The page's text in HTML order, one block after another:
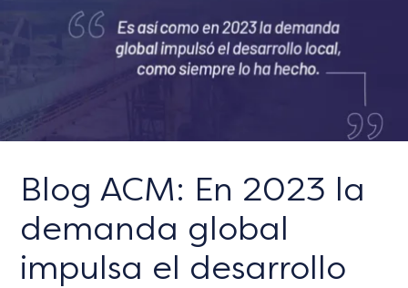
Blog ACM: En 2023 la
demanda global
impulsa el desarrollo